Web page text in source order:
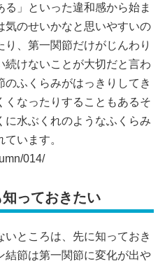
」といった違和感から始ま
気のせいかなと思いやすいの
、第一関節だけがじんわり
けないことが大切だと言わ
ふくらみがはっきりしてき
くなったりすることもあるそ
に水ぶくれのようなふくらみ
います。
014/
っておきたい
いところは、先に知っておき
結節は第一関節に変化が出や